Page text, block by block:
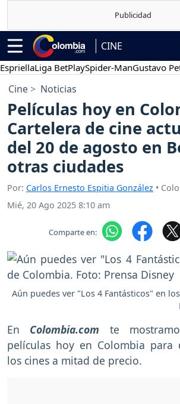
CINE
Liga BetPlaySpider-ManGustavo Petro
Cine Noticias
Películas hoy en
Cartelera de cine
del 20 de agosto en
otras ciudades
Por: Carlos Ernesto Espitia González •
Mié, 20 Ago 2025 8:10 am
Comparte en:
Aún puedes ver "Los 4 Fantásticos" en
En Colombia.com te
películas hoy en Colombia para
los cines a mitad de precio.